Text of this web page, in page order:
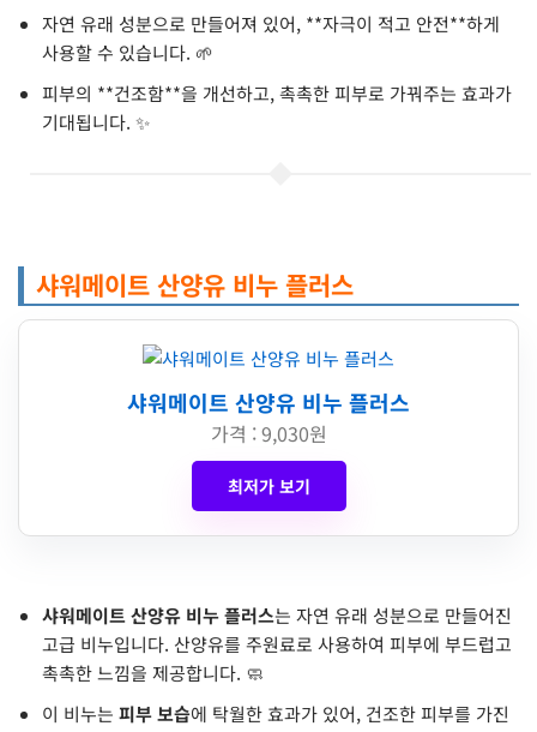
자연 유래 성분으로 만들어져 있어, **자극이 적고 안전**하게
사용할 수 있습니다. 🌱
피부의 **건조함**을 개선하고, 촉촉한 피부로 가꿔주는 효과가
기대됩니다. ✨
샤워메이트 산양유 비누 플러스
샤워메이트 산양유 비누 플러스
가격 : 9,030원
최저가 보기
샤워메이트 산양유 비누 플러스는 자연 유래 성분으로 만들어진
고급 비누입니다. 산양유를 주원료로 사용하여 피부에 부드럽고
촉촉한 느낌을 제공합니다. 🧼
이 비누는 피부 보습에 탁월한 효과가 있어, 건조한 피부를 가진